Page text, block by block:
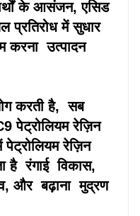
के आसंजन, एसिड
प्रतिरोध में सुधार
करना उत्पादन
करती है, सब
पेट्रोलियम रेज़िन
पेट्रोलियम रेज़िन
है रंगाई विकास,
और बढ़ाना मुद्रण